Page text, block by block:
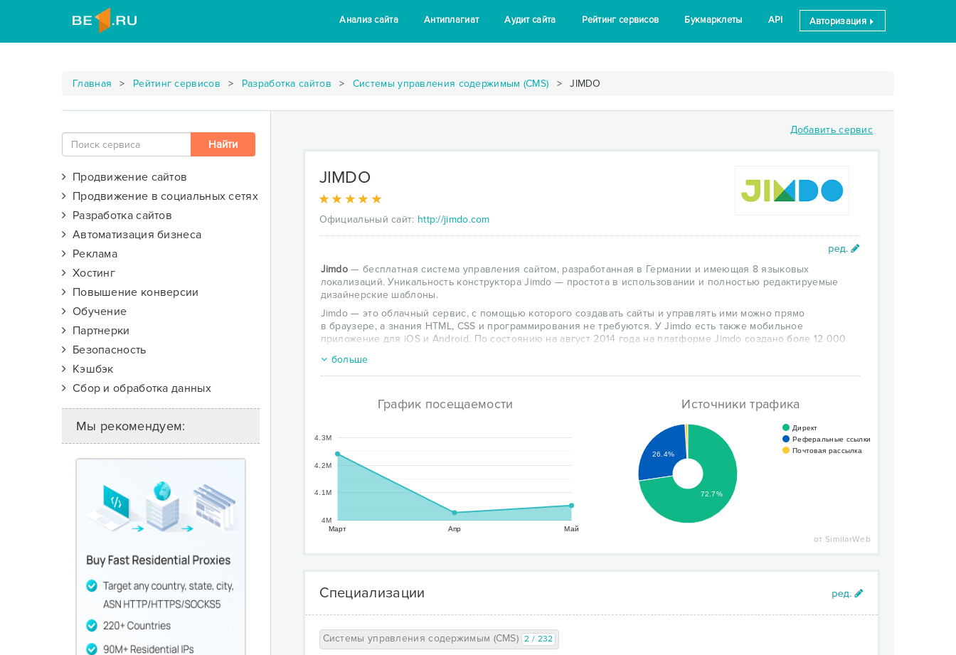
Анализ сайта Антиплагиат Аудит сайта Рейтинг сервисов Букмарклеты API Авторизация
Главная Рейтинг сервисов Разработка сайтов Системы управления содержимым (CMS) JIMDO
Продвижение сайтов
Продвижение в социальных сетях
Разработка сайтов
Автоматизация бизнеса
Реклама
Хостинг
Повышение конверсии
Обучение
Партнерки
Безопасность
Кэшбэк
Сбор и обработка данных
Мы рекомендуем:
Добавить сервис
JIMDO
Официальный сайт: http://jimdo.com
Jimdo — бесплатная система управления сайтом, разработанная в Германии и имеющая 8 языковых
локализаций. Уникальность конструктора Jimdo — простота в использовании и полностью редактируемые
дизайнерские шаблоны.
Jimdo — это облачный сервис, с помощью которого создавать сайты и управлять ими можно прямо
в браузере, а знания HTML, CSS и программирования не требуются. У Jimdo есть также мобильное
приложение для iOS и Android. По состоянию на август 2014 года на платформе Jimdo создано боле 12 000
образовательных учреждений и т. д.
одну из 38 предложенных тем.
больше
График посещаемости
Март Апр Май
4M
4.1M
4.2M
4.3M
Источники трафика
Директ
Реферальные ссылки
Почтовая рассылка
26.4%
72.7%
от SimilarWeb
Специализации
Системы управления содержимым (CMS) 2 / 232